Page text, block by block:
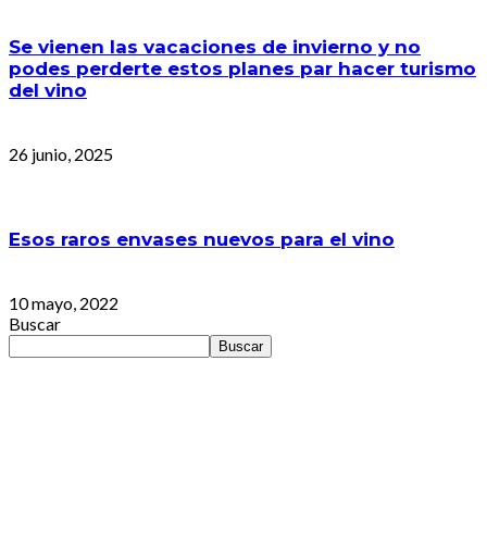
Se vienen las vacaciones de invierno y no
podes perderte estos planes par hacer turismo
del vino
26 junio, 2025
Esos raros envases nuevos para el vino
10 mayo, 2022
Buscar
Buscar